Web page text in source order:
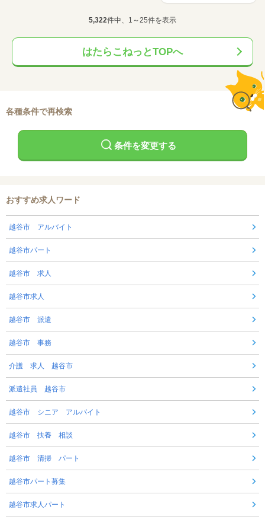
5,322件中、1～25件を表示
はたらこねっとTOPへ
各種条件で再検索
条件を変更する
おすすめ求人ワード
越谷市 アルバイト
越谷市パート
越谷市 求人
越谷市求人
越谷市 派遣
越谷市 事務
介護 求人 越谷市
派遣社員 越谷市
越谷市 シニア アルバイト
越谷市 扶養 相談
越谷市 清掃 パート
越谷市パート募集
越谷市求人パート